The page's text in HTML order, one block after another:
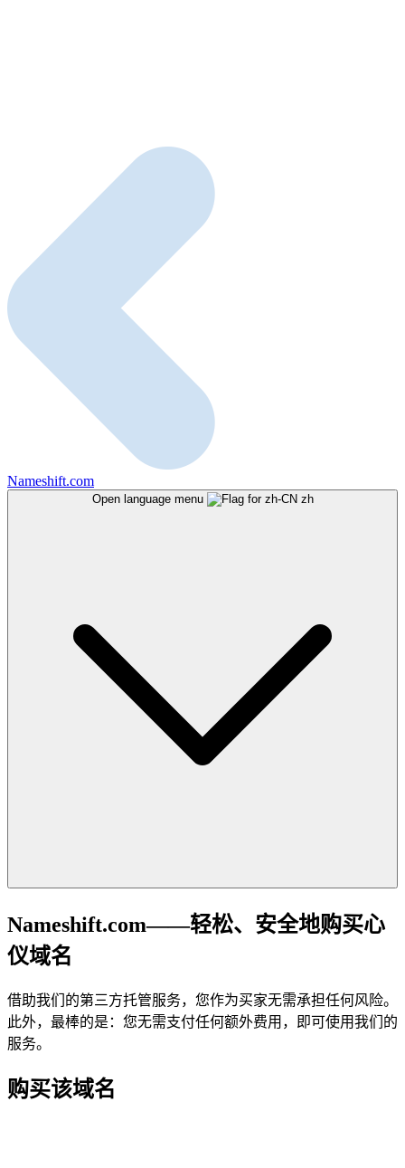
Nameshift.com
Open language menu zh
Nameshift.com——轻松、安全地购买心
仪域名
借助我们的第三方托管服务，您作为买家无需承担任何风险。
此外，最棒的是：您无需支付任何额外费用，即可使用我们的
服务。
购买该域名